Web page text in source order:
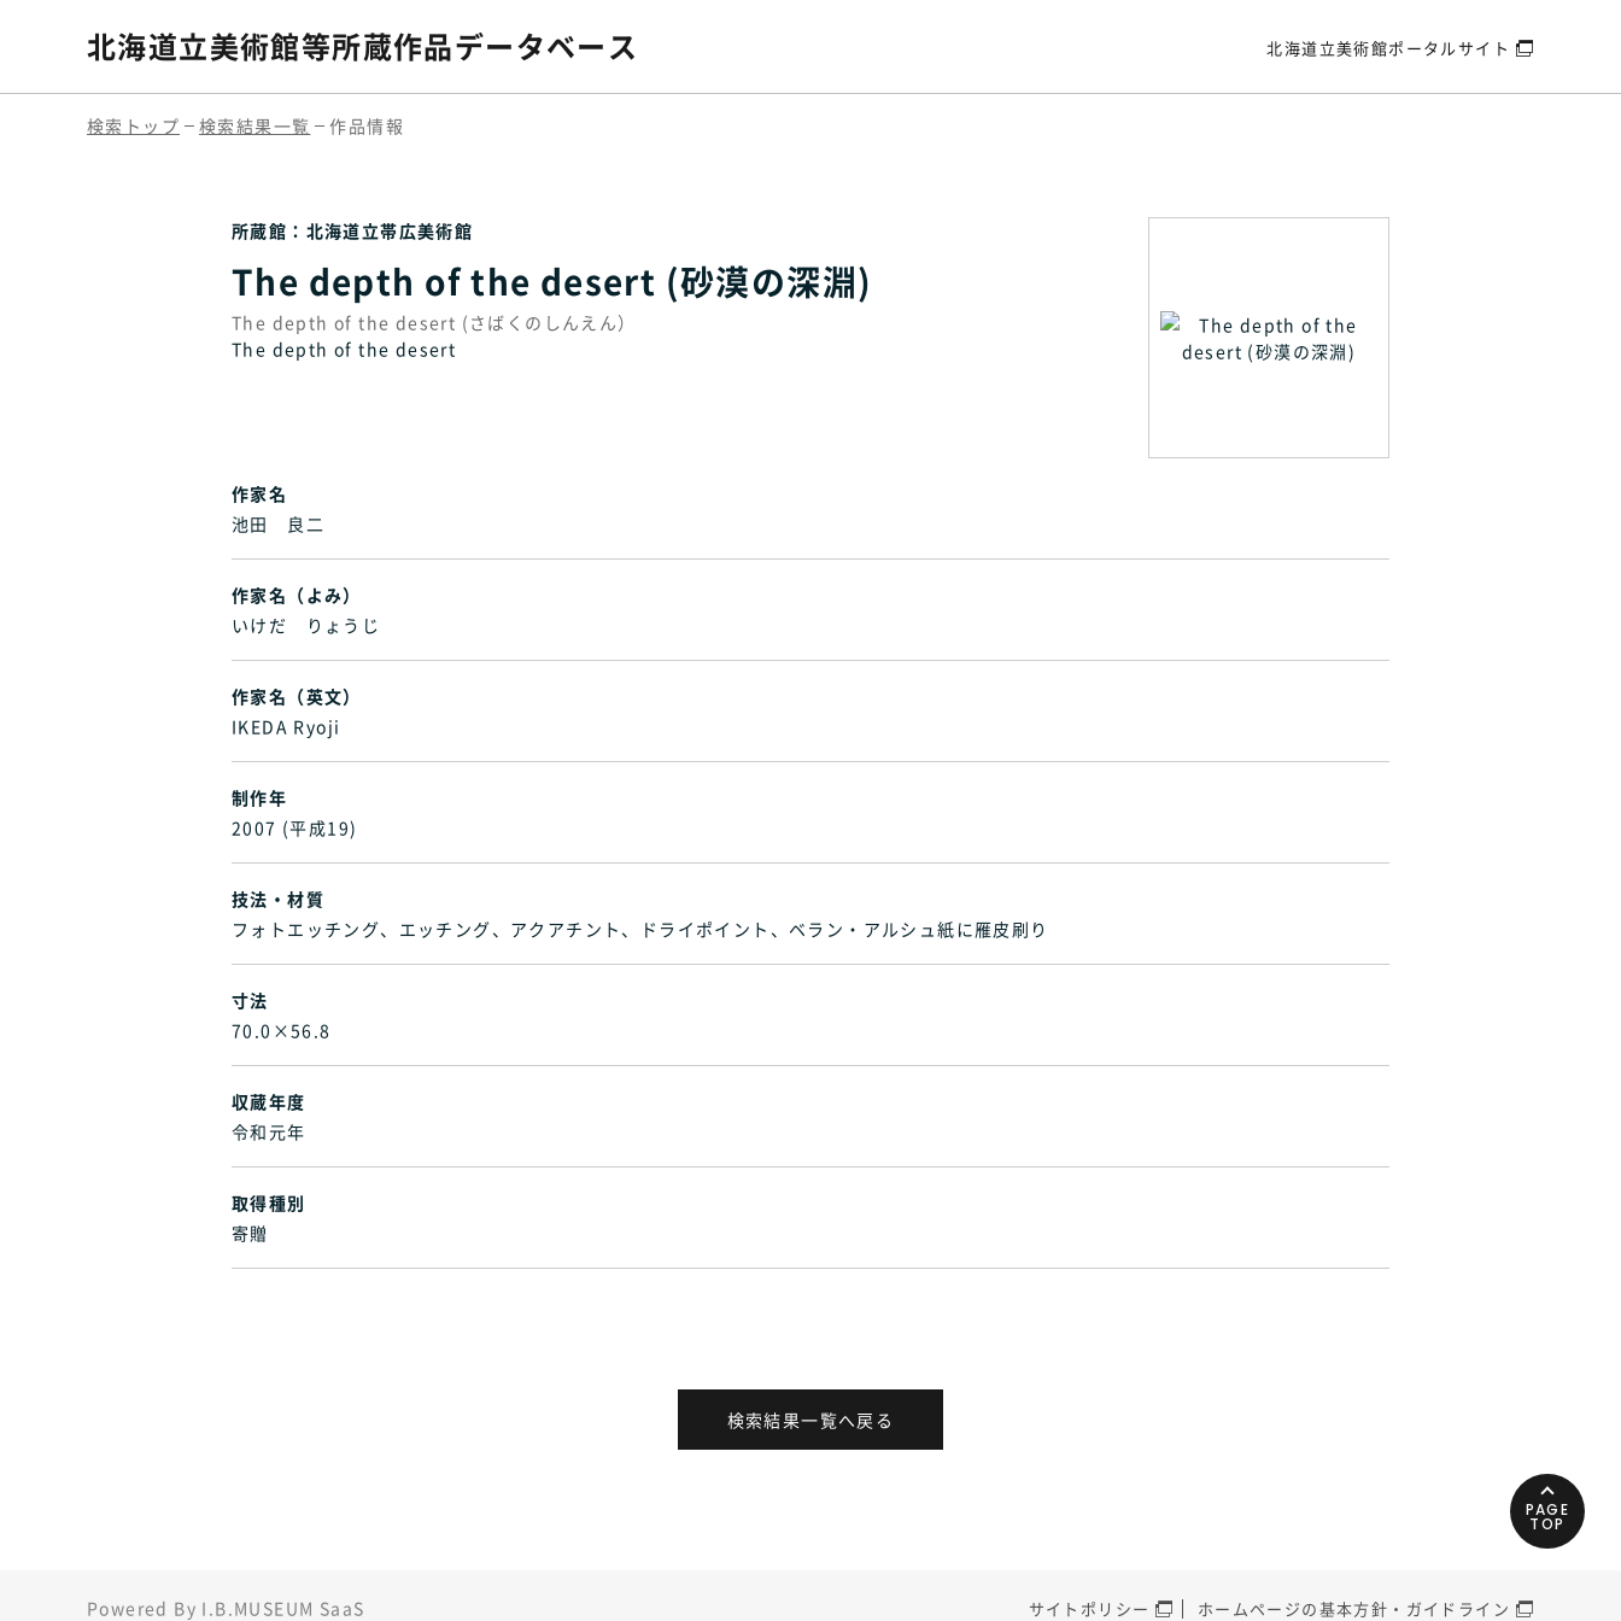
北海道立美術館等所蔵作品データベース 北海道立美術館ポータルサイト
検索トップ 検索結果一覧 作品情報
所蔵館：北海道立帯広美術館
The depth of the desert (砂漠の深淵)
The depth of the desert (さばくのしんえん）
The depth of the desert
作家名
池田 良二
作家名（よみ）
いけだ りょうじ
作家名（英文）
IKEDA Ryoji
制作年
2007 (平成19)
技法・材質
フォトエッチング、エッチング、アクアチント、ドライポイント、ベラン・アルシュ紙に雁皮刷り
寸法
70.0×56.8
収蔵年度
令和元年
取得種別
寄贈
検索結果一覧へ戻る
Powered By I.B.MUSEUM SaaS サイトポリシー ホームページの基本方針・ガイドライン
PAGE
TOP